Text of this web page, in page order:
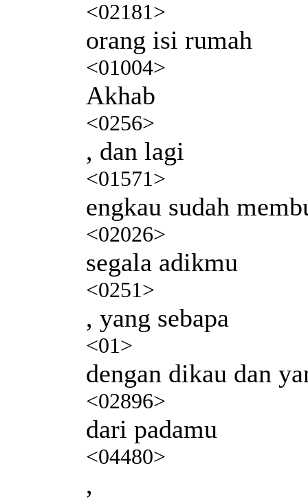
<02181>
orang isi rumah
<01004>
Akhab
<0256>
, dan lagi
<01571>
engkau sudah
<02026>
segala adikmu
<0251>
, yang sebapa
<01>
dengan dikau dan
<02896>
dari padamu
<04480>
,